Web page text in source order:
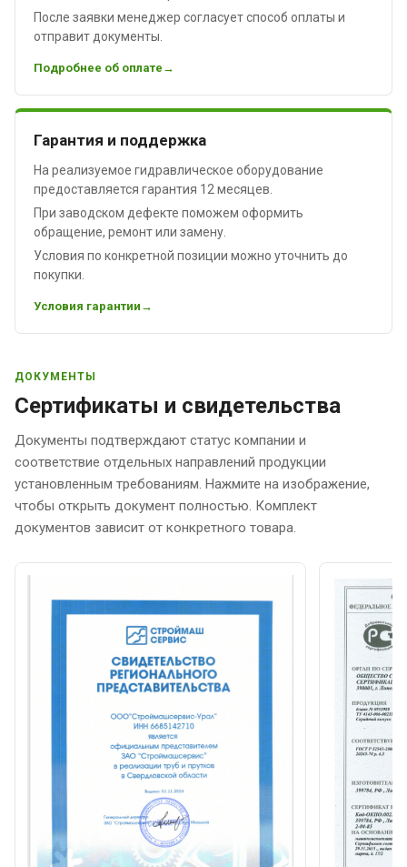
После заявки менеджер согласует способ оплаты и
отправит документы.
Подробнее об оплате
Гарантия и поддержка
На реализуемое гидравлическое оборудование
предоставляется гарантия 12 месяцев.
При заводском дефекте поможем оформить
обращение, ремонт или замену.
Условия по конкретной позиции можно уточнить до
покупки.
Условия гарантии
ДОКУМЕНТЫ
Сертификаты и свидетельства
Документы подтверждают статус компании и
соответствие отдельных направлений продукции
установленным требованиям. Нажмите на изображение,
чтобы открыть документ полностью. Комплект
документов зависит от конкретного товара.